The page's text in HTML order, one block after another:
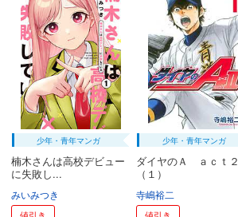
少年・青年マンガ
楠木さんは高校デビュー
に失敗し...
みいみつき
値引き
少年・青年マンガ
ダイヤのＡ ａｃｔ２
（１）
寺嶋裕二
値引き